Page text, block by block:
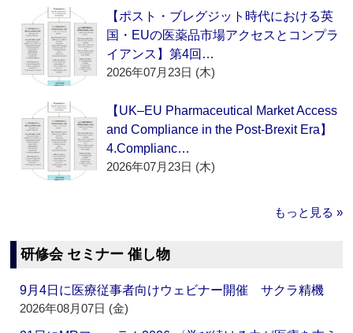
【ポスト・ブレグジット時代における英
国・EUの医薬品市場アクセスとコンプラ
イアンス】第4回…
2026年07月23日 (木)
【UK–EU Pharmaceutical Market Access
and Compliance in the Post-Brexit Era】
4.Complianc…
2026年07月23日 (木)
もっと見る »
研修会 セミナー 催し物
9月4日に医療従事者向けウェビナー開催 サクラ精機
2026年08月07日 (金)